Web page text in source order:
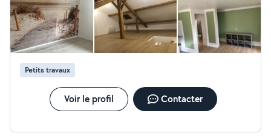
Petits travaux
Voir le profil Contacter